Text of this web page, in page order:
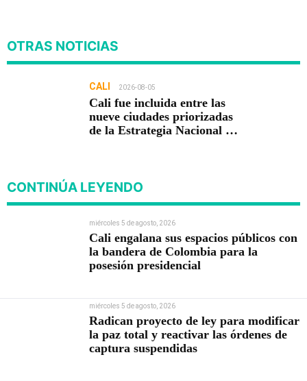
OTRAS NOTICIAS
CALI 2026-08-05
Cali fue incluida entre las
nueve ciudades priorizadas
de la Estrategia Nacional de
CONTINÚA LEYENDO
miércoles 5 de agosto, 2026
Cali engalana sus espacios públicos con
la bandera de Colombia para la
posesión presidencial
miércoles 5 de agosto, 2026
Radican proyecto de ley para modificar
la paz total y reactivar las órdenes de
captura suspendidas